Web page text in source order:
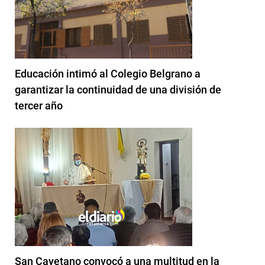
Educación intimó al Colegio Belgrano a
garantizar la continuidad de una división de
tercer año
San Cayetano convocó a una multitud en la